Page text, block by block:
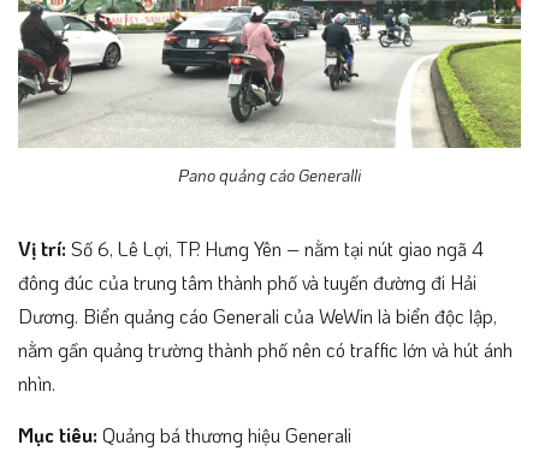
Pano quảng cáo Generalli
Vị trí: Số 6, Lê Lợi, TP. Hưng Yên – nằm tại nút giao ngã 4
đông đúc của trung tâm thành phố và tuyến đường đi Hải
Dương. Biển quảng cáo Generali của WeWin là biển độc lập,
nằm gần quảng trường thành phố nên có traffic lớn và hút ánh
nhìn.
Mục tiêu: Quảng bá thương hiệu Generali